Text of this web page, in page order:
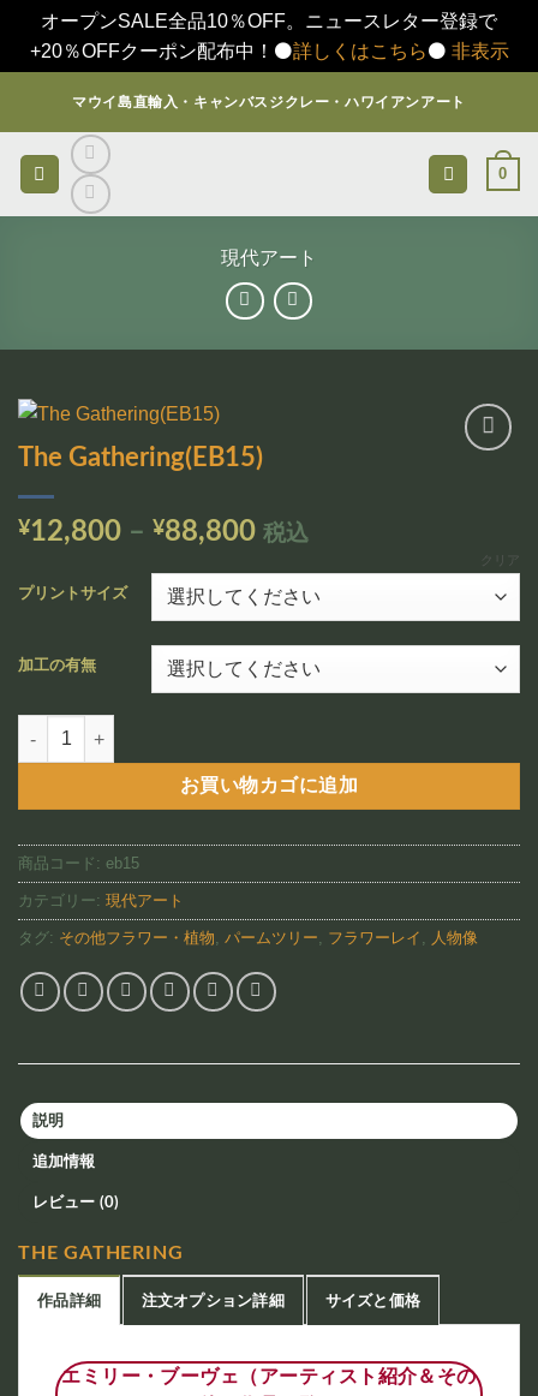
オープンSALE全品10％OFF。ニュースレター登録で
+20％OFFクーポン配布中！⚫️詳しくはこちら⚫️ 非表示
マウイ島直輸入・キャンバスジクレー・ハワイアンアート
0
現代アート
The Gathering(EB15)
¥12,800 – ¥88,800価
帯:
¥12,800
–
¥88,800
税込
プリントサイズ
加工の有無
クリア
The Gathering(EB15)個
お買い物カゴに追加
商品コード: eb15
カテゴリー: 現代アート
タグ: その他フラワー・植物, パームツリー, フラワーレイ , 人物像
説明
追加情報
レビュー (0)
THE GATHERING
作品詳細 注文オプション詳細 サイズと価格
エミリー・ブーヴェ（アーティスト紹介＆その